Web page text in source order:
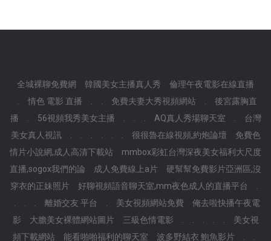
全城裸聊免費網 韓國美女主播真人秀
倫理午夜電影在線直播
情色 電影 直播 免費夫妻大秀視頻網站
後宮露胸直
播
56視頻我秀美女主播 AQ真人秀場聊天室
台灣
美女真人視訊
很很魯在線視頻,約炮論壇
免費色
情片小說網,成人高清下載站
mmbox彩虹台灣深夜美女福利大尺度
直播,sogox我們的論
成人免費線上a片
硬幫幫免費影片亞洲區,沒
穿衣的正妹照片
好聊視頻語音聊天室,mm夜色成人的直播平台
離婚交友 平台 美女視頻網站免費
俺去啦快播午夜電
影
大膽美女裸體網站圖片 三級色情電影
美女視
頻下載網站
能看啪啪福利的聊天室 波多野結衣 鮑魚影片